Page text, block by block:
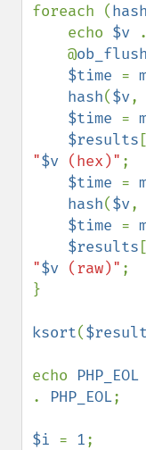
foreach (
    echo
$v
    @
ob_flush
$time =
hash($v,
$time =
$results [
"$v (hex)" ;
$time =
hash($v,
$time =
$results [
"$v (raw)" ;
}
ksort(
echo PHP_EOL
. PHP_EOL;
$i = 1;